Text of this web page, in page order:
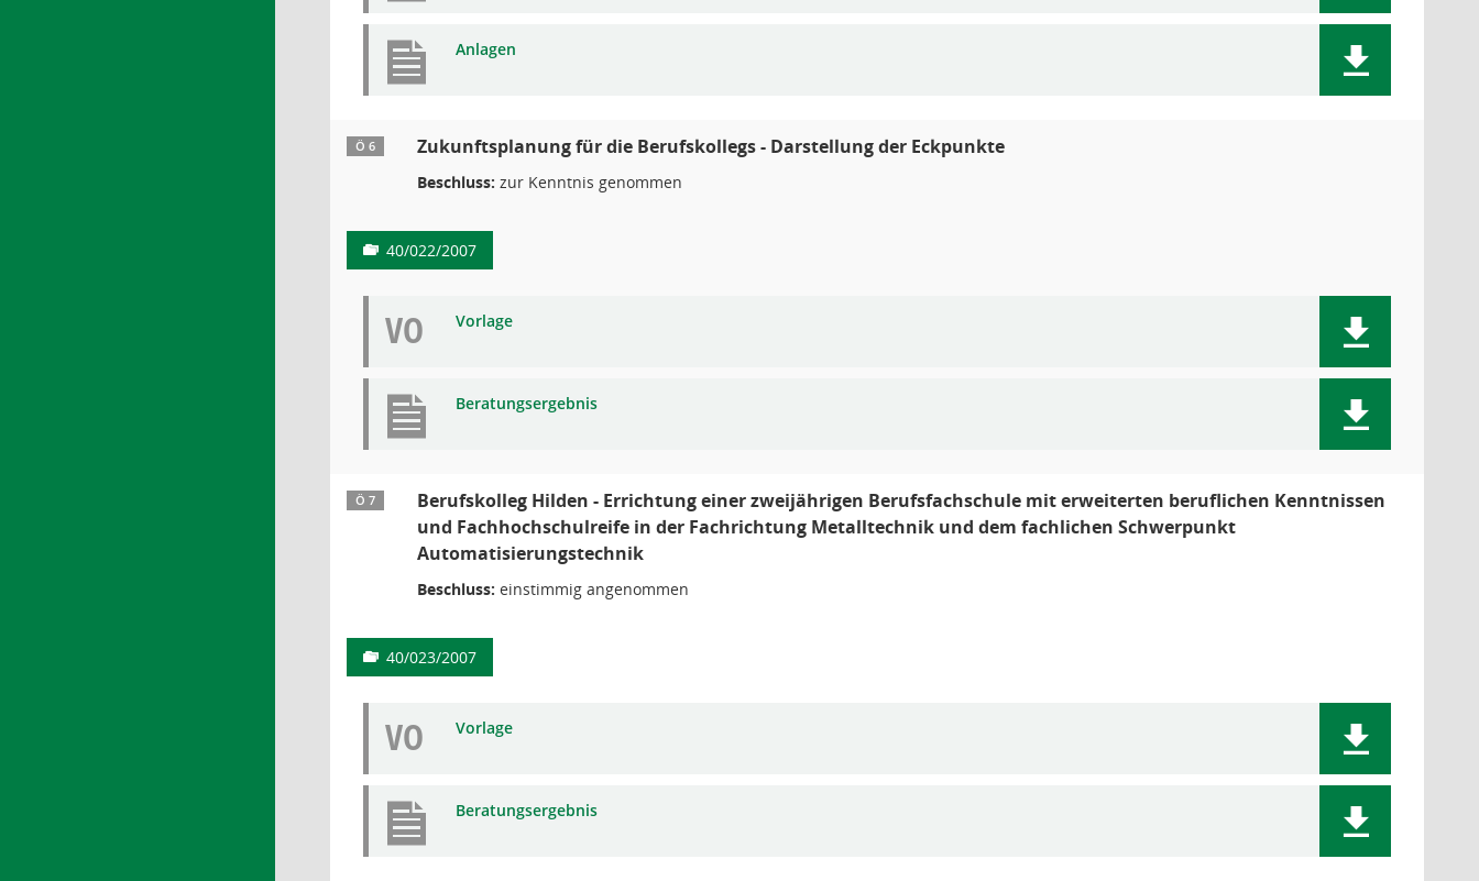
Anlagen
Ö 6 Zukunftsplanung für die Berufskollegs - Darstellung der Eckpunkte
Beschluss: zur Kenntnis genommen
40/022/2007
VO Vorlage
Beratungsergebnis
Ö 7
Berufskolleg Hilden - Errichtung einer zweijährigen Berufsfachschule mit erweiterten beruflichen Kenntnissen
und Fachhochschulreife in der Fachrichtung Metalltechnik und dem fachlichen Schwerpunkt
Automatisierungstechnik
Beschluss: einstimmig angenommen
40/023/2007
VO Vorlage
Beratungsergebnis